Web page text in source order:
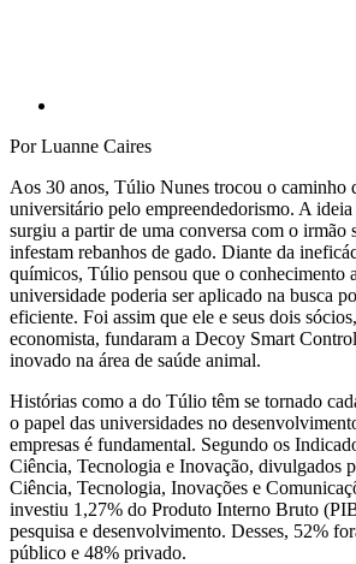
Por Luanne Caires
Aos 30 anos, Túlio Nunes trocou o caminho
universitário pelo empreendedorismo. A ideia
surgiu a partir de uma conversa com o irmão
infestam rebanhos de gado. Diante da
químicos, Túlio pensou que o conhecimento
universidade poderia ser aplicado na busca
eficiente. Foi assim que ele e seus dois
economista, fundaram a Decoy Smart
inovado na área de saúde animal.
Histórias como a do Túlio têm se tornado
o papel das universidades no
empresas é fundamental. Segundo os
Ciência, Tecnologia e Inovação, divulgados
Ciência, Tecnologia, Inovações e
investiu 1,27% do Produto Interno Bruto
pesquisa e desenvolvimento. Desses, 52%
público e 48% privado.